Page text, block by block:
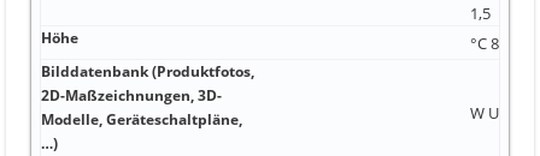
1,5
Höhe °C 80 A m
Bilddatenbank (Produktfotos,
2D-Maßzeichnungen, 3D-
Modelle, Geräteschaltpläne,
…)
W